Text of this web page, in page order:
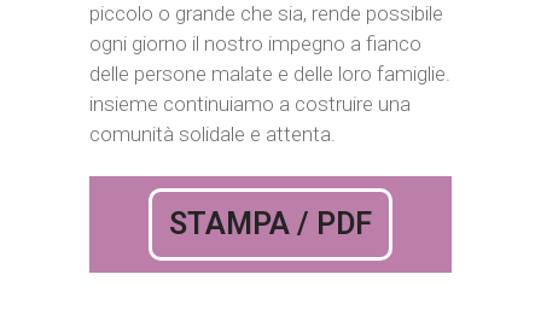
piccolo o grande che sia, rende possibile
ogni giorno il nostro impegno a fianco
delle persone malate e delle loro famiglie.
insieme continuiamo a costruire una
comunità solidale e attenta.
STAMPA / PDF